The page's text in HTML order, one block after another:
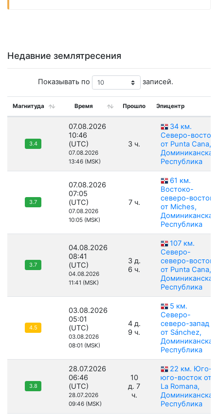
Недавние землятресения
Показывать по записей.
Магнитуда Время Прошло Эпицентр
3.4
07.08.2026
10:46
(UTC)
07.08.2026
13:46 (MSK)
3 ч.
34 км.
Северо-восток
от Punta Cana,
Доминиканская
Республика
3.7
07.08.2026
07:05
(UTC)
07.08.2026
10:05 (MSK)
7 ч.
61 км.
Востоко-
северо-восток
от Miches,
Доминиканская
Республика
3.7
04.08.2026
08:41
(UTC)
04.08.2026
11:41 (MSK)
3 д.
6 ч.
107 км.
Северо-
северо-восток
от Punta Cana,
Доминиканская
Республика
4.5
03.08.2026
05:01
(UTC)
03.08.2026
08:01 (MSK)
4 д.
9 ч.
5 км.
Северо-
северо-запад
от Sánchez,
Доминиканская
Республика
3.8
28.07.2026
06:46
(UTC)
28.07.2026
09:46 (MSK)
10
д. 7
ч.
22 км. Юго-
юго-восток от
La Romana,
Доминиканская
Республика